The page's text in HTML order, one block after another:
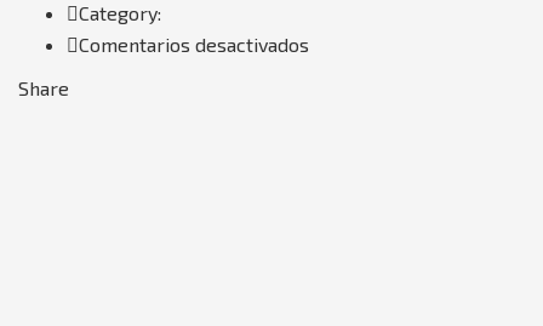
Category:
Comentarios desactivados
Share